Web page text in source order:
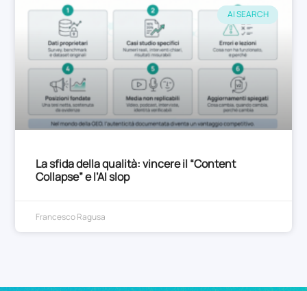
AI SEARCH
La sfida della qualità: vincere il “Content
Collapse” e l’AI slop
Francesco Ragusa